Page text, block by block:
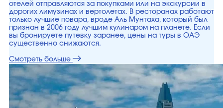
отелей отправляются за покупками или на экскурсии в
дорогих лимузинах и вертолетах. В ресторанах работают
только лучшие повара, вроде Аль Мунтаха, который был
признан в 2006 году лучшим кулинаром на планете. Если
вы бронируете путевку заранее, цены на туры в ОАЭ
существенно снижаются.
Смотреть больше